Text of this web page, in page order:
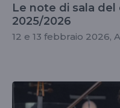
Le note di sala
2025/2026
12 e 13 febbraio 2026,